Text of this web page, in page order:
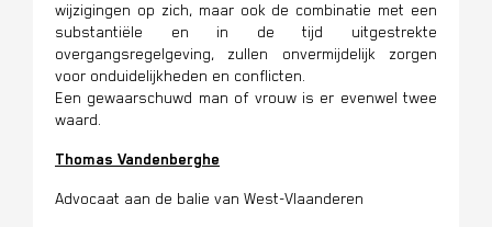
wijzigingen op zich, maar ook de combinatie met een
substantiële en in de tijd uitgestrekte
overgangsregelgeving, zullen onvermijdelijk zorgen
voor onduidelijkheden en conflicten.
Een gewaarschuwd man of vrouw is er evenwel twee
waard.
Thomas Vandenberghe
Advocaat aan de balie van West-Vlaanderen